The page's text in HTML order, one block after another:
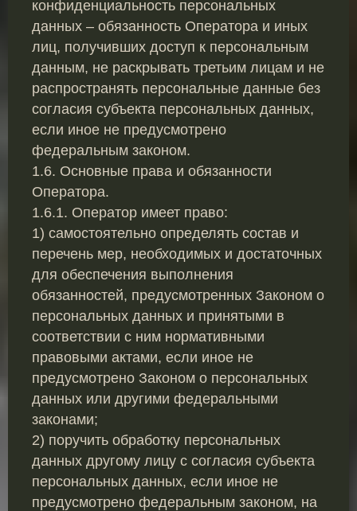
конфиденциальность персональных
данных – обязанность Оператора и иных
лиц, получивших доступ к персональным
данным, не раскрывать третьим лицам и не
распространять персональные данные без
согласия субъекта персональных данных,
если иное не предусмотрено
федеральным законом.
1.6. Основные права и обязанности
Оператора.
1.6.1. Оператор имеет право:
1) самостоятельно определять состав и
перечень мер, необходимых и достаточных
для обеспечения выполнения
обязанностей, предусмотренных Законом о
персональных данных и принятыми в
соответствии с ним нормативными
правовыми актами, если иное не
предусмотрено Законом о персональных
данных или другими федеральными
законами;
2) поручить обработку персональных
данных другому лицу с согласия субъекта
персональных данных, если иное не
предусмотрено федеральным законом, на